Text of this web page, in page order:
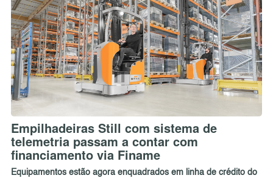
Empilhadeiras Still com sistema de
telemetria passam a contar com
financiamento via Finame
Equipamentos estão agora enquadrados em linha de crédito do